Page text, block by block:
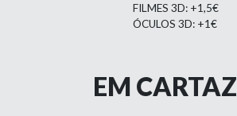
FILMES 3D: +1,5€
ÓCULOS 3D: +1€
EM CARTAZ